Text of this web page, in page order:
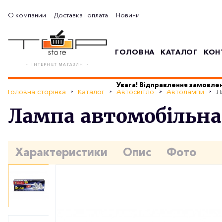
О компании Доставка і оплата Новини
- ІНТЕРНЕТ МАГАЗИН -
ГОЛОВНА КАТАЛОГ
Увага! Відправлення
Головна сторінка Каталог Автосвітло Автолампи
Лампа
Характеристики Опис Фото